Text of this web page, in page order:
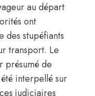
au départ
ont
des stupéfiants
transport. Le
présumé de
interpellé sur
judiciaires